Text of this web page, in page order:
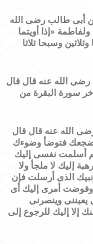
أبى طالب رضى الله
ولفاطمة «إذا أويتما
وسبحا ثلاثا
الله عنه قال قال
سورة البقرة من
الله عنه قال قال
فتوضأ وضوءك
أسلمت نفسى إليك
إليك لا ملجأ ولا
الذى أرسلت فإن
أمرى إليك أى
وينصرنى
إلا إليك للرجوع إلى